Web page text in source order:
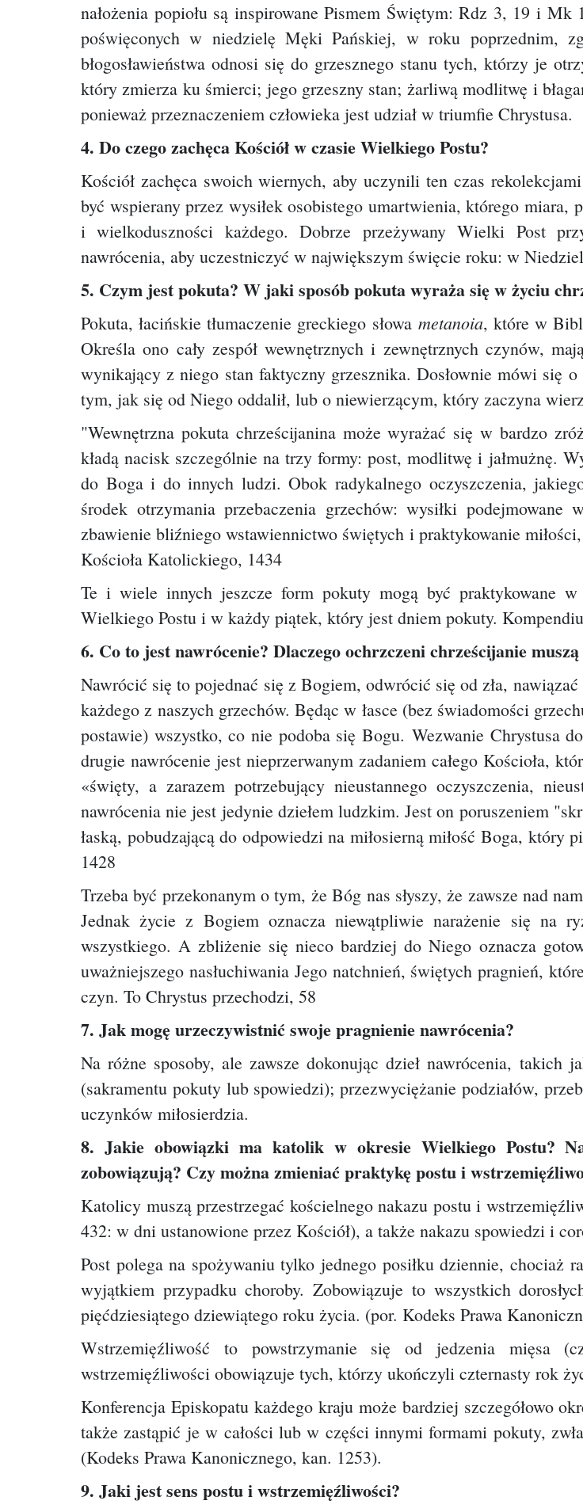
nałożenia popiołu są inspirowane Pismem Świętym: Rdz 3, 19 i
poświęconych w niedzielę Męki Pańskiej, w roku poprzednim,
błogosławieństwa odnosi się do grzesznego stanu tych, którzy je
który zmierza ku śmierci; jego grzeszny stan; żarliwą modlitwę i
ponieważ przeznaczeniem człowieka jest udział w triumfie Chrystusa.
4. Do czego zachęca Kościół w czasie Wielkiego Postu?
Kościół zachęca swoich wiernych, aby uczynili ten czas
być wspierany przez wysiłek osobistego umartwienia, którego
i wielkoduszności każdego. Dobrze przeżywany Wielki Post
nawrócenia, aby uczestniczyć w największym święcie roku: w
5. Czym jest pokuta? W jaki sposób pokuta wyraża się w życiu
Pokuta, łacińskie tłumaczenie greckiego słowa metanoia, które w
Określa ono cały zespół wewnętrznych i zewnętrznych czynów,
wynikający z niego stan faktyczny grzesznika. Dosłownie mówi się
tym, jak się od Niego oddalił, lub o niewierzącym, który zaczyna
"Wewnętrzna pokuta chrześcijanina może wyrażać się w bardzo
kładą nacisk szczególnie na trzy formy: post, modlitwę i jałmużnę.
do Boga i do innych ludzi. Obok radykalnego oczyszczenia,
środek otrzymania przebaczenia grzechów: wysiłki
zbawienie bliźniego wstawiennictwo świętych i praktykowanie
Kościoła Katolickiego, 1434
Te i wiele innych jeszcze form pokuty mogą być praktykowane w
Wielkiego Postu i w każdy piątek, który jest dniem pokuty.
6. Co to jest nawrócenie? Dlaczego ochrzczeni chrześcijanie
Nawrócić się to pojednać się z Bogiem, odwrócić się od zła,
każdego z naszych grzechów. Będąc w łasce (bez świadomości
postawie) wszystko, co nie podoba się Bogu. Wezwanie Chrystusa
drugie nawrócenie jest nieprzerwanym zadaniem całego Kościoła,
«święty, a zarazem potrzebujący nieustannego oczyszczenia,
nawrócenia nie jest jedynie dziełem ludzkim. Jest on poruszeniem
łaską, pobudzającą do odpowiedzi na miłosierną miłość Boga, który
1428
Trzeba być przekonanym o tym, że Bóg nas słyszy, że zawsze nad
Jednak życie z Bogiem oznacza niewątpliwie narażenie się na
wszystkiego. A zbliżenie się nieco bardziej do Niego oznacza
uważniejszego nasłuchiwania Jego natchnień, świętych pragnień,
czyn. To Chrystus przechodzi, 58
7. Jak mogę urzeczywistnić swoje pragnienie nawrócenia?
Na różne sposoby, ale zawsze dokonując dzieł nawrócenia, takich
(sakramentu pokuty lub spowiedzi); przezwyciężanie podziałów,
uczynków miłosierdzia.
8. Jakie obowiązki ma katolik w okresie Wielkiego Postu?
zobowiązują? Czy można zmieniać praktykę postu i
Katolicy muszą przestrzegać kościelnego nakazu postu i
432: w dni ustanowione przez Kościół), a także nakazu spowiedzi i
Post polega na spożywaniu tylko jednego posiłku dziennie,
wyjątkiem przypadku choroby. Zobowiązuje to wszystkich
pięćdziesiątego dziewiątego roku życia. (por. Kodeks Prawa
Wstrzemięźliwość to powstrzymanie się od jedzenia mięsa
wstrzemięźliwości obowiązuje tych, którzy ukończyli czternasty rok
Konferencja Episkopatu każdego kraju może bardziej szczegółowo
także zastąpić je w całości lub w części innymi formami pokuty,
(Kodeks Prawa Kanonicznego, kan. 1253).
9. Jaki jest sens postu i wstrzemięźliwości?